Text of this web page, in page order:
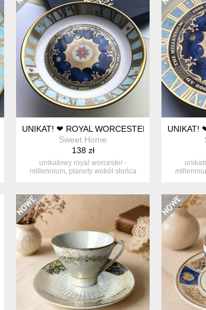
1998R. - MILLENNIUM - PLANETY ZŁOTEM
UNIKAT! ❤ ROYAL WORCESTER 1998R. -
Sweet Home
138 zł
unikatowy royal worcester -
millennium, planety wokół słońca
UNIKAT!